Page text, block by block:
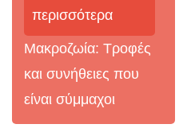
περισσότερα
Μακροζωία: Τροφές
και συνήθειες που
είναι σύμμαχοι